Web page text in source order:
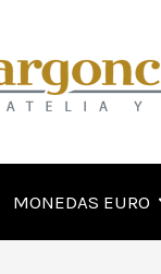
MONEDAS EURO